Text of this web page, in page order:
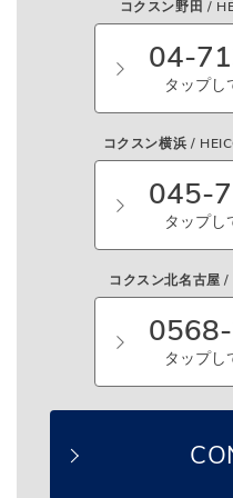
コクスン野田 /
04-
タップし
コクスン横浜 /
045-
タップし
コクスン北名古屋
タップし